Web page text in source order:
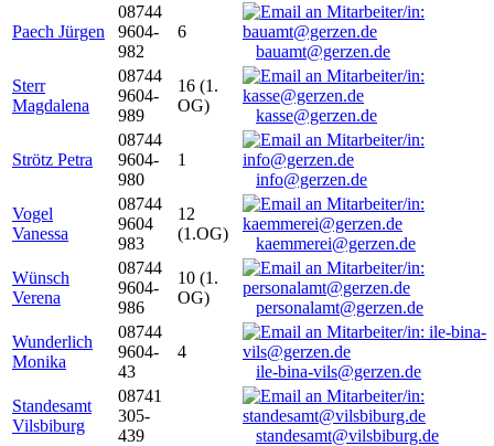
Paech Jürgen
08744
9604-
982
6
bauamt@gerzen.de
Sterr
Magdalena
08744
9604-
989
16 (1.
OG)
kasse@gerzen.de
Strötz Petra
08744
9604-
980
1
info@gerzen.de
Vogel
Vanessa
08744
9604
983
12
(1.OG)
kaemmerei@gerzen.de
Wünsch
Verena
08744
9604-
986
10 (1.
OG)
personalamt@gerzen.de
Wunderlich
Monika
08744
9604-
43
4
ile-bina-vils@gerzen.de
Standesamt
Vilsbiburg
08741
305-
439
standesamt@vilsbiburg.de